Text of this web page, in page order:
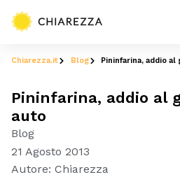
Chiarezza.it Blog Pininfarina, addio
Pininfarina, addio al
auto
Blog
21 Agosto 2013
Autore: Chiarezza